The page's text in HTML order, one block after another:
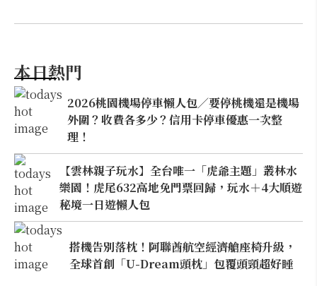
本日熱門
2026桃園機場停車懶人包／要停桃機還是機場
外圍？收費各多少？信用卡停車優惠一次整
理！
【雲林親子玩水】全台唯一「虎爺主題」叢林水
樂園！虎尾632高地免門票回歸，玩水＋4大順遊
秘境一日遊懶人包
搭機告別落枕！阿聯酋航空經濟艙座椅升級，
全球首創「U-Dream頭枕」包覆頭頸超好睡